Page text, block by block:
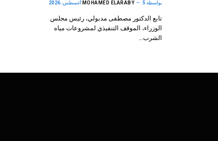
بواسطة MOHAMED ELARABY 5 أغسطس، 2026
تابع الدكتور مصطفى مدبولي، رئيس مجلس
الوزراء، الموقف التنفيذي لمشروعات مياه
الشرب…